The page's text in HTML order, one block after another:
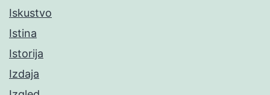
Iskustvo
Istina
Istorija
Izdaja